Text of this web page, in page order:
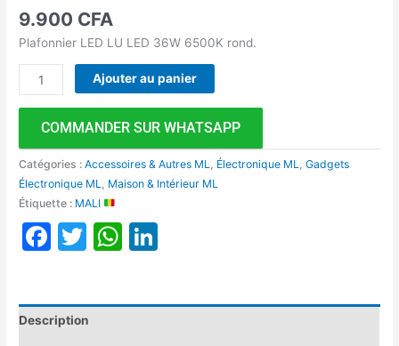
9.900 CFA
Plafonnier LED LU LED 36W 6500K rond.
Ajouter au panier
COMMANDER SUR WHATSAPP
Catégories :Accessoires & Autres ML, Électronique ML,Gadgets
Électronique ML, Maison & Intérieur ML
Étiquette : MALI
Facebook
TwitterWhatsApp
Description